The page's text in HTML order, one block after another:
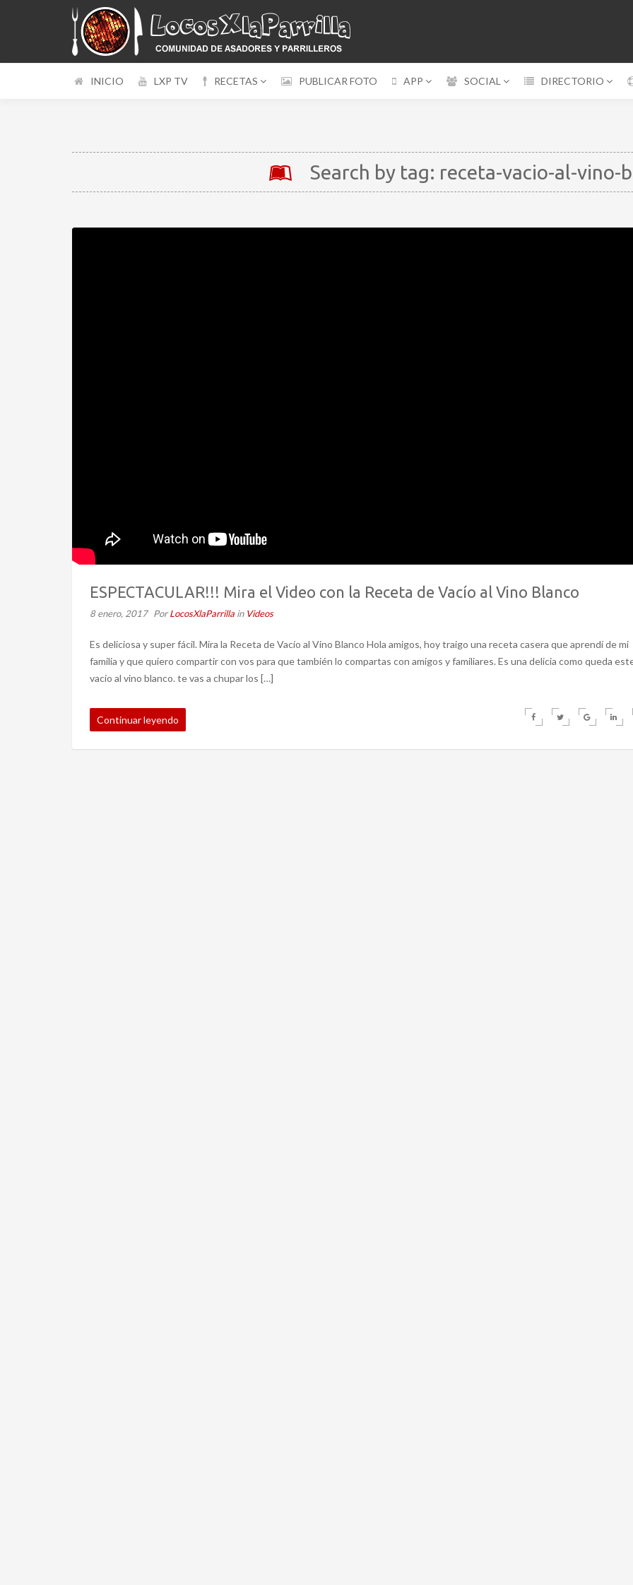
INICIO LXP TV RECETAS PUBLICAR FOTO APP SOCIAL DIRECTORIO
Search by tag: receta-vacio-al-vino-
ESPECTACULAR!!! Mira el Video con la Receta de Vacío al Vino Blanco
8 enero, 2017 PorLocosXlaParrilla in Videos
Es deliciosa y super fácil. Mira la Receta de Vacío al Vino Blanco Hola amigos, hoy traigo una receta casera que aprendí de mi
familia y que quiero compartir con vos para que también lo compartas con amigos y familiares. Es una delicia como queda
vacío al vino blanco. te vas a chupar los […]
Continuar leyendo